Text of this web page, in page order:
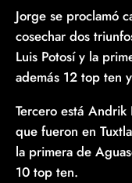
Jorge se proclamó
cosechar dos
Luis Potosí y la
además 12 top ten
Tercero está
que fueron en
la primera de
10 top ten.